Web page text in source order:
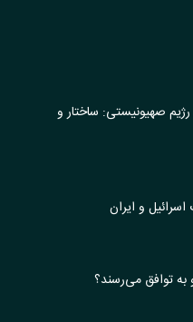
صهیونیستی: ساختار و
و ایران
به توافق می‌رسند؟